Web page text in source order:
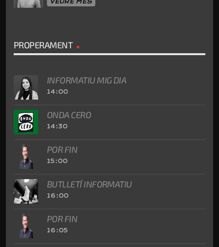
PROPERAMENT
INFORMATIU MIG DIA
14:00
ONDA CERO
14:30
POR FIN
15:00
BUTLLETÍ INFORMATIU
16:00
POR FIN
16:05